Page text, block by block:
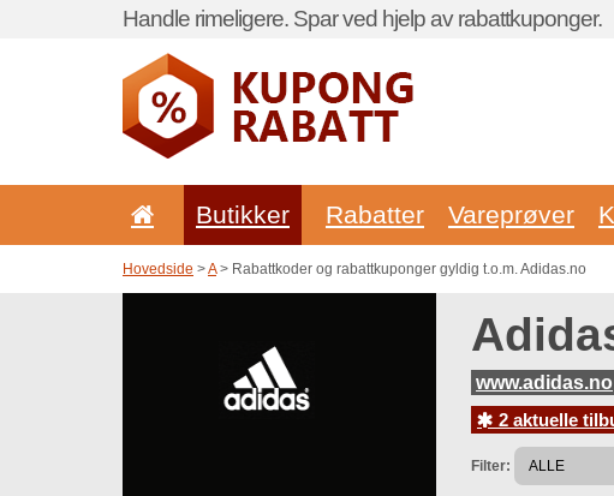
Handle rimeligere. Spar ved hjelp av rabattkuponger.
Butikker Rabatter Vareprøver
Hovedside >A> Rabattkoder og rabattkuponger gyldig t.o.m. Adidas.no
www.adidas.no
2 aktuelle
Filter: